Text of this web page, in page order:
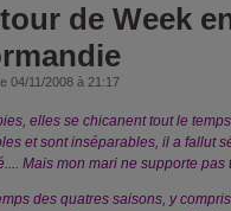
de Week
04/11/2008 à 21:17
elles se chicanent tout le
et sont inséparables, il a fallut
Mais mon mari ne supporte pas
des quatres saisons, y